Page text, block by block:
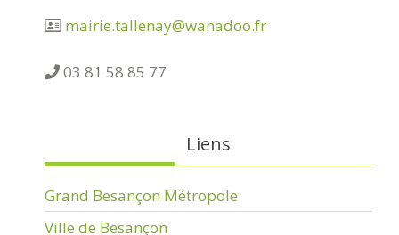
mairie.tallenay@wanadoo.fr
03 81 58 85 77
Liens
Grand Besançon Métropole
Ville de Besançon